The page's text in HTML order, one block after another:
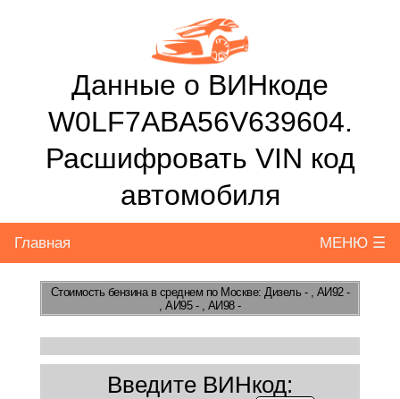
Данные о ВИНкоде
W0LF7ABA56V639604.
Расшифровать VIN код
автомобиля
Главная МЕНЮ ☰
Стоимость бензинав среднем по Москве: Дизель - , АИ92 -
, АИ95 - , АИ98 -
Введите ВИНкод: